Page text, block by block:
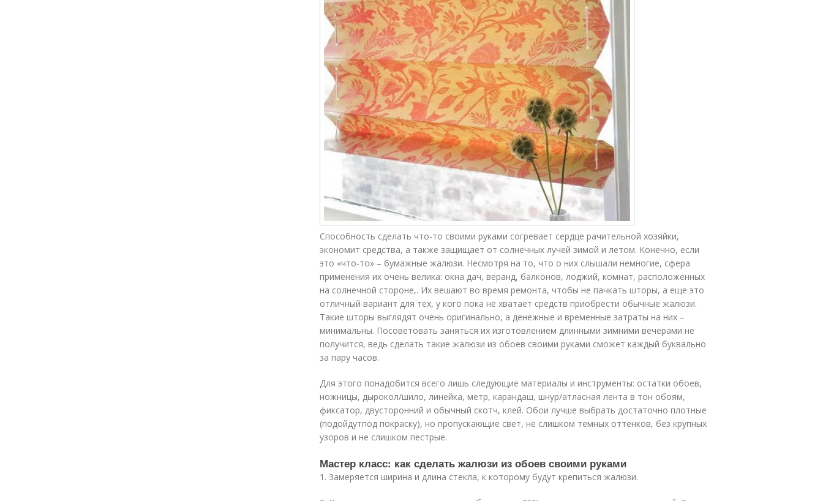
Способность сделать что-то своими руками согревает сердце рачительной хозяйки,
экономит средства, а также защищает от солнечных лучей зимой и летом. Конечно, если
это «что-то» – бумажные жалюзи. Несмотря на то, что о них слышали немногие, сфера
применения их очень велика: окна дач, веранд, балконов, лоджий, комнат, расположенных
на солнечной стороне,. Их вешают во время ремонта, чтобы не пачкать шторы, а еще это
отличный вариант для тех, у кого пока не хватает средств приобрести обычные жалюзи.
Такие шторы выглядят очень оригинально, а денежные и временные затраты на них –
минимальны. Посоветовать заняться их изготовлением длинными зимними вечерами не
получится, ведь сделать такие жалюзи из обоев своими руками сможет каждый буквально
за пару часов.
Для этого понадобится всего лишь следующие материалы и инструменты: остатки обоев,
ножницы, дырокол/шило, линейка, метр, карандаш, шнур/атласная лента в тон обоям,
фиксатор, двусторонний и обычный скотч, клей. Обои лучше выбрать достаточно плотные
(подойдутпод покраску), но пропускающие свет, не слишком темных оттенков, без крупных
узоров и не слишком пестрые.
Мастер класс: как сделать жалюзи из обоев своими руками
1. Замеряется ширина и длина стекла, к которому будут крепиться жалюзи.